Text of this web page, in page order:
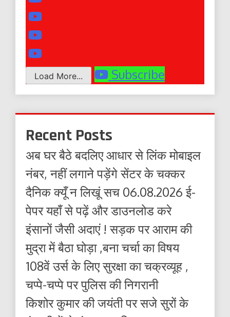
Load More... Subscribe
Recent Posts
अब घर बैठे बदलिए आधार से लिंक मोबाइल
नंबर, नहीं लगाने पड़ेंगे सेंटर के चक्कर
दैनिक क्यूँ न लिखूं सच 06.08.2026 ई-
पेपर यहाँ से पढ़ें और डाउनलोड करे
इंसानों जैसी अदाएं ! सड़क पर आराम की
मुद्रा में बैठा घोड़ा ,बना चर्चा का विषय
108वें उर्स के लिए सुरक्षा का चक्रव्यूह ,
चप्पे-चप्पे पर पुलिस की निगरानी
किशोर कुमार की जयंती पर सजे सुरों के